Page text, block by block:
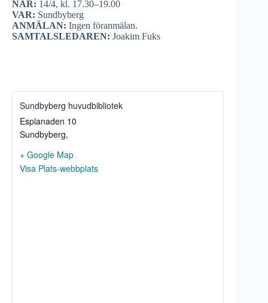
NÄR: 14/4, kl. 17.30–19.00
VAR: Sundbyberg
ANMÄLAN: Ingen föranmälan.
SAMTALSLEDAREN: Joakim Fuks
Sundbyberg huvudbibliotek
Esplanaden 10
Sundbyberg,
+ Google Map
Visa Plats-webbplats